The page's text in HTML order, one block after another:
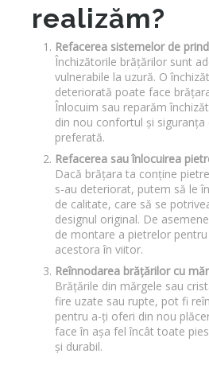
realizăm?
Refacerea sistemelor de
Închizătorile brățărilor sunt
vulnerabile la uzură. O
deteriorată poate face
Înlocuim sau reparăm
din nou confortul și
preferată.
Refacerea sau înlocuirea
Dacă brățara ta conține
s-au deteriorat, putem să le
de calitate, care să se
designul original. De
de montare a pietrelor
acestora în viitor.
Reînnodarea brățărilor cu
Brățările din mărgele sau
fire uzate sau rupte, pot fi
pentru a-ți oferi din nou
face în așa fel încât toate
și durabil.